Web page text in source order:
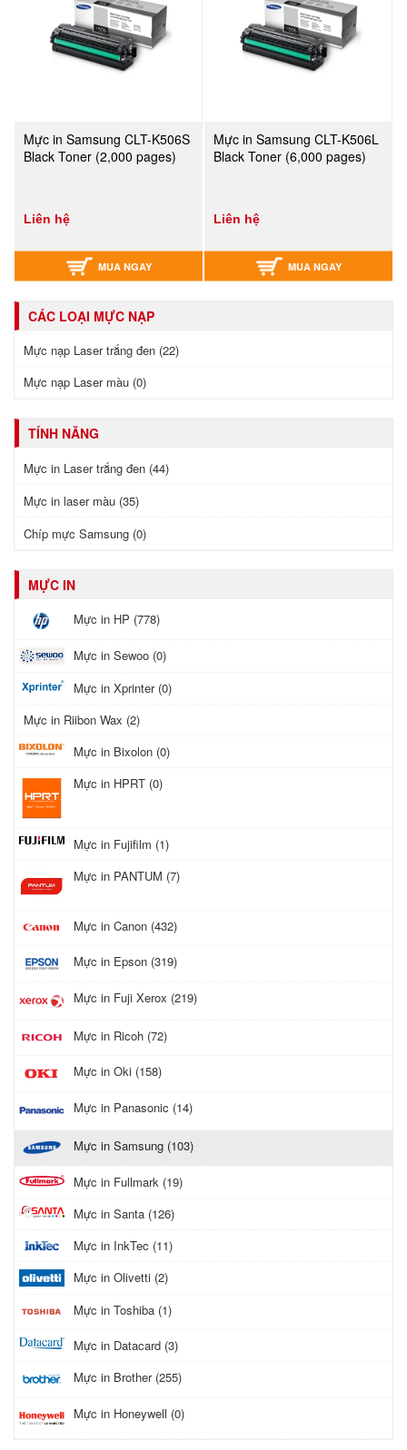
Mực in Samsung CLT-K506S
Black Toner (2,000 pages)
Liên hệ
MUA NGAY
Mực in Samsung CLT-K506L
Black Toner (6,000 pages)
Liên hệ
MUA NGAY
CÁC LOẠI MỰC NẠP
Mực nạp Laser trắng đen (22)
Mực nạp Laser màu (0)
TÍNH NĂNG
Mực in Laser trắng đen (44)
Mực in laser màu (35)
Chíp mực Samsung (0)
MỰC IN
Mực in HP (778)
Mực in Sewoo (0)
Mực in Xprinter (0)
Mực in Riibon Wax (2)
Mực in Bixolon (0)
Mực in HPRT (0)
Mực in Fujifilm (1)
Mực in PANTUM (7)
Mực in Canon (432)
Mực in Epson (319)
Mực in Fuji Xerox (219)
Mực in Ricoh (72)
Mực in Oki (158)
Mực in Panasonic (14)
Mực in Samsung (103)
Mực in Fullmark (19)
Mực in Santa (126)
Mực in InkTec (11)
Mực in Olivetti (2)
Mực in Toshiba (1)
Mực in Datacard (3)
Mực in Brother (255)
Mực in Honeywell (0)